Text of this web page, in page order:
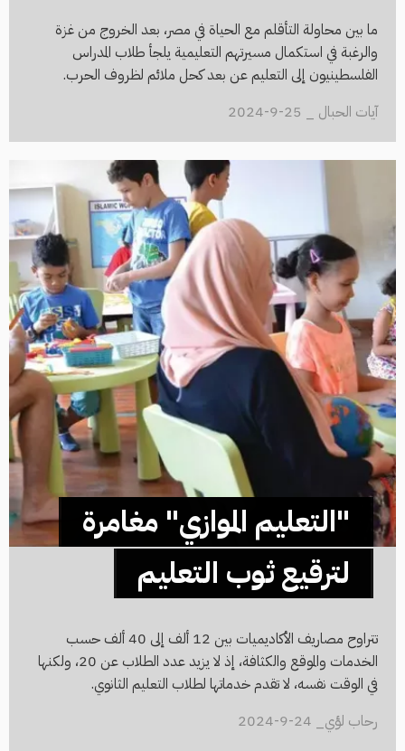
ما بين محاولة التأقلم مع الحياة في مصر، بعد الخروج من غزة
والرغبة في استكمال مسيرتهم التعليمية يلجأ طلاب المدراس
الفلسطينيون إلى التعليم عن بعد كحل ملائم لظروف الحرب.
آيات الحبال _ 25-9-2024
"التعليم الموازي" مغامرة
لترقيع ثوب التعليم
تتراوح مصاريف الأكاديميات بين 12 ألف إلى 40 ألف حسب
الخدمات والموقع والكثافة، إذ لا يزيد عدد الطلاب عن 20، ولكنها
في الوقت نفسه، لا تقدم خدماتها لطلاب التعليم الثانوي.
رحاب لؤي_ 24-9-2024